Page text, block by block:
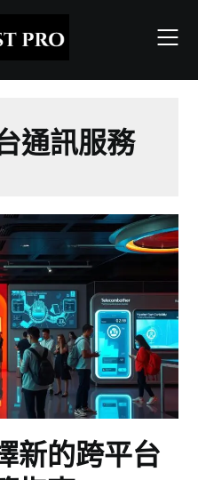
通訊服務
新的跨平台